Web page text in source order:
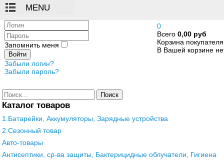
0
Всего 0,00 руб
Корзина покупателя
В Вашей корзине
Логин
Пароль
Запомнить меня
Войти
Забыли логин?
Забыли пароль?
Поиск
Каталог товаров
1.Батарейки, Аккумуляторы, Зарядные устройства
2.Сезонный товар
Авто-товары
Антисептики, ср-ва защиты, Бактерицидные облучатели, Гигиена